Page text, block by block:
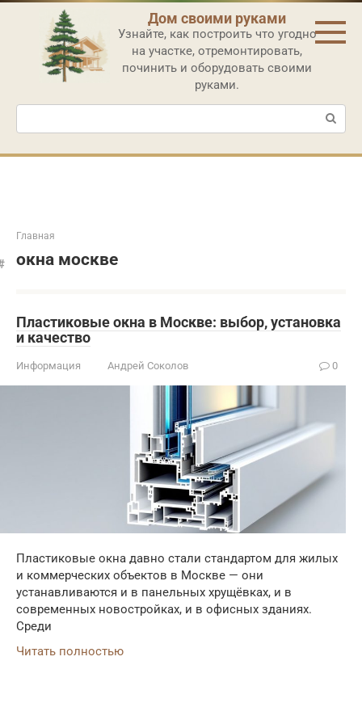
Перейти
контенту
Дом своими руками
Узнайте, как построить что угодно
на участке, отремонтировать,
починить и оборудовать своими
руками.
Поиск:
Главная
окна москве
Пластиковые окна в Москве: выбор, установка
и качество
Информация Андрей Соколов 0
Пластиковые окна давно стали стандартом для жилых
и коммерческих объектов в Москве — они
устанавливаются и в панельных хрущёвках, и в
современных новостройках, и в офисных зданиях.
Среди
Читать полностью